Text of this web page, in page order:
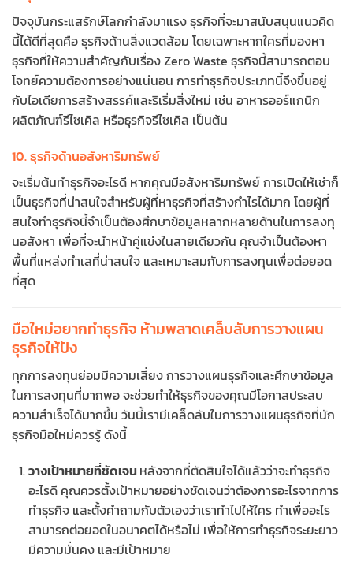
ปัจจุบันกระแสรักษ์โลกกำลังมาแรง ธุรกิจที่จะมาสนับสนุนแนวคิด
นี้ได้ดีที่สุดคือ ธุรกิจด้านสิ่งแวดล้อม โดยเฉพาะหากใครที่มองหา
ธุรกิจที่ให้ความสำคัญกับเรื่อง Zero Waste ธุรกิจนี้สามารถตอบ
โจทย์ความต้องการอย่างแน่นอน การทำธุรกิจประเภทนี้จึงขึ้นอยู่
กับไอเดียการสร้างสรรค์และริเริ่มสิ่งใหม่ เช่น อาหารออร์แกนิก
ผลิตภัณฑ์รีไซเคิล หรือธุรกิจรีไซเคิล เป็นต้น
10. ธุรกิจด้านอสังหาริมทรัพย์
จะเริ่มต้นทำธุรกิจอะไรดี หากคุณมีอสังหาริมทรัพย์ การเปิดให้เช่าก็
เป็นธุรกิจที่น่าสนใจสำหรับผู้ที่หาธุรกิจที่สร้างกำไรได้มาก โดยผู้ที่
สนใจทำธุรกิจนี้จำเป็นต้องศึกษาข้อมูลหลากหลายด้านในการลงทุ
นอสังหา เพื่อที่จะนำหน้าคู่แข่งในสายเดียวกัน คุณจำเป็นต้องหา
พื้นที่แหล่งทำเลที่น่าสนใจ และเหมาะสมกับการลงทุนเพื่อต่อยอด
ที่สุด
มือใหม่อยากทำธุรกิจ ห้ามพลาดเคล็บลับการวางแผน
ธุรกิจให้ปัง
ทุกการลงทุนย่อมมีความเสี่ยง การวางแผนธุรกิจและศึกษาข้อมูล
ในการลงทุนที่มากพอ จะช่วยทำให้ธุรกิจของคุณมีโอกาสประสบ
ความสำเร็จได้มากขึ้น วันนี้เรามีเคล็ดลับในการวางแผนธุรกิจที่นัก
ธุรกิจมือใหม่ควรรู้ ดังนี้
วางเป้าหมายที่ชัดเจนหลังจากที่ตัดสินใจได้แล้วว่าจะทำธุรกิจ
อะไรดี คุณควรตั้งเป้าหมายอย่างชัดเจนว่าต้องการอะไรจากการ
ทำธุรกิจ และตั้งคำถามกับตัวเองว่าเราทำไปให้ใคร ทำเพื่ออะไร
สามารถต่อยอดในอนาคตได้หรือไม่ เพื่อให้การทำธุรกิจระยะยาว
มีความมั่นคง และมีเป้าหมาย